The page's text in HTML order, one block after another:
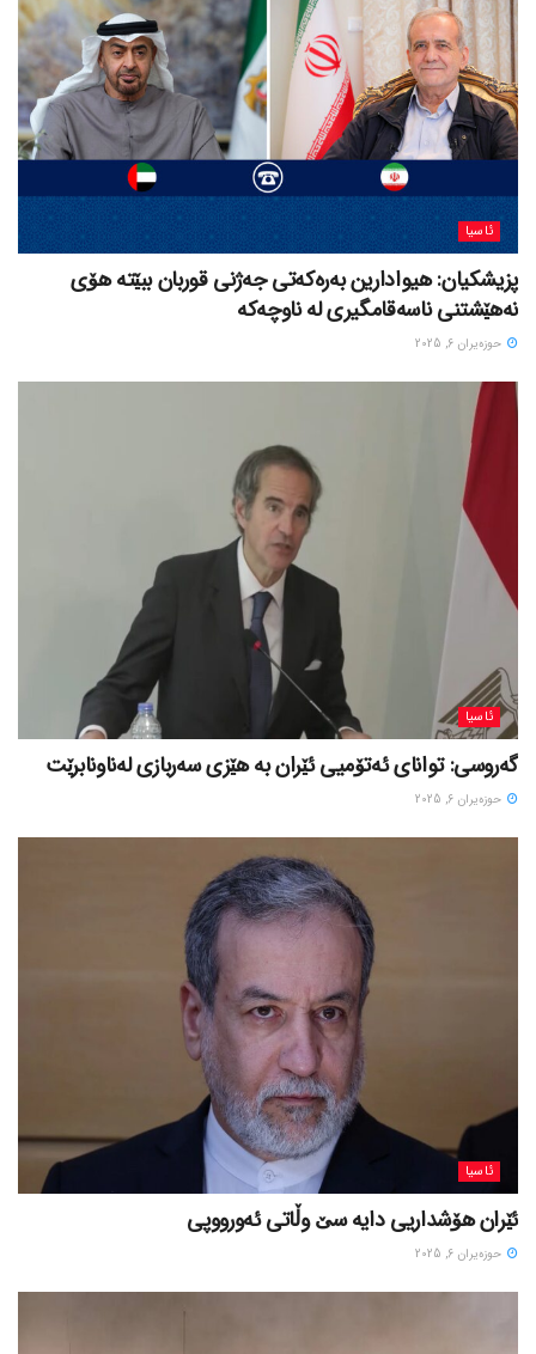
ئاسیا
پزیشکیان: هیوادارین بەرەکەتی جەژنی قوربان ببێتە هۆی
نەهێشتنی ناسەقامگیری لە ناوچەکە
حوزه‌یران 6, 2025
ئاسیا
گەروسی: توانای ئەتۆمیی ئێران بە هێزی سەربازی لەناونابرێت
حوزه‌یران 6, 2025
ئاسیا
ئێران هۆشداریی دایە سێ وڵاتی ئەورووپی
حوزه‌یران 6, 2025